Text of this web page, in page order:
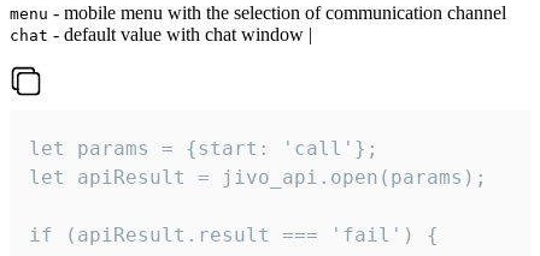
menu - mobile menu with the selection of communication channel
chat - default value with chat window |
let params = {start: 'call'};
let apiResult = jivo_api.open(params);
if (apiResult.result === 'fail') {